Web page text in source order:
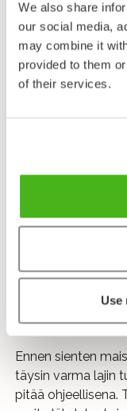
We also share
our social media,
may combine it
provided to them
of their services.
Use
sitä on jopa
poimittu
ruokasienenä,
Sen haju on
vastenmielinen,
joissa on
Lakki on päältä
vaikka se on
Huomio!
Ennen sienten
täysin varma lajin
pitää ohjeellisena.